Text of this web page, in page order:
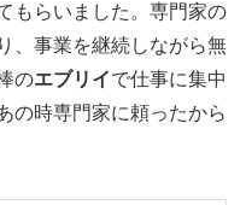
もらいました。専門家の
、事業を継続しながら無
のエブリイで仕事に集中
の時専門家に頼ったから